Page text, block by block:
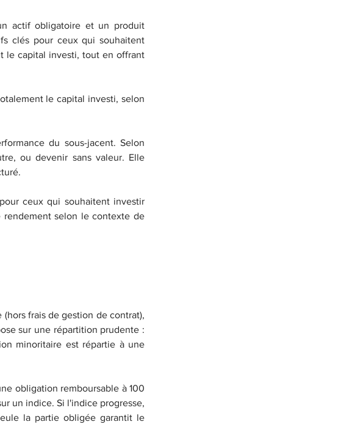
actif obligatoire et un produit
clés pour ceux qui souhaitent
le capital investi, tout en offrant
le capital investi, selon
du sous-jacent. Selon
ou devenir sans valeur. Elle
ceux qui souhaitent investir
selon le contexte de
frais de gestion de contrat),
sur une répartition prudente :
minoritaire est répartie à une
obligation remboursable à 100
un indice. Si l'indice progresse,
la partie obligée garantit le